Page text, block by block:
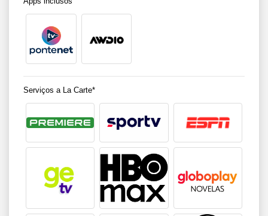
Serviços a La Carte*